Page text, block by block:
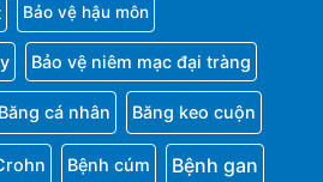
Bảo vệ hậu môn
Bảo vệ niêm mạc đại tràng
Băng cá nhân Băng keo cuộn
Bệnh cúm Bệnh gan